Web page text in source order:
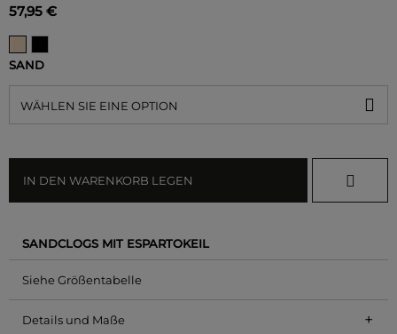
57,95 €
SAND
WÄHLEN SIE EINE OPTION
IN DEN WARENKORB LEGEN
SANDCLOGS MIT ESPARTOKEIL
Siehe Größentabelle
Details und Maße +